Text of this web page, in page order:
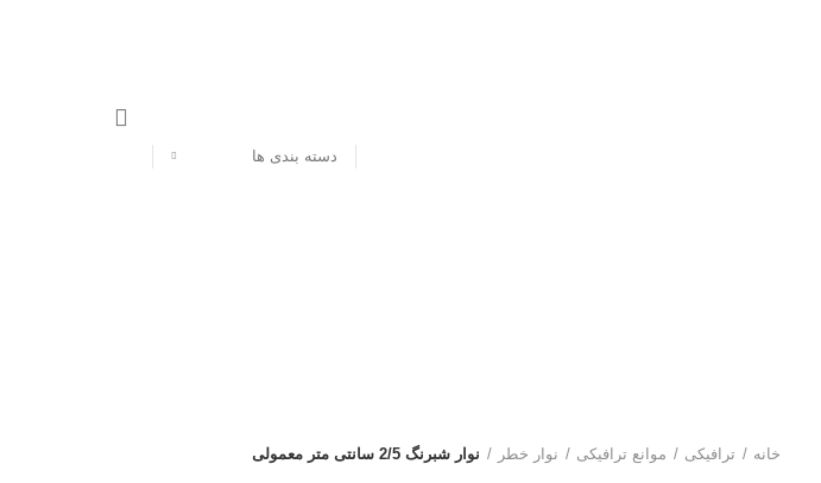
دسته بندی ها
خانه
ترافیکی موانع ترافیکی نوار خطر نوار شبرنگ 2/5 سانتی متر معمولی